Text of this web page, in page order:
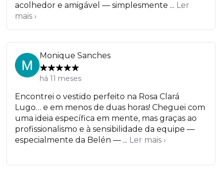
acolhedor e amigável — simplesmente ... Ler
mais ›
Monique Sanches
há 11 meses
Encontrei o vestido perfeito na Rosa Clará
Lugo… e em menos de duas horas! Cheguei com
uma ideia específica em mente, mas graças ao
profissionalismo e à sensibilidade da equipe —
especialmente da Belén — ... Ler mais ›